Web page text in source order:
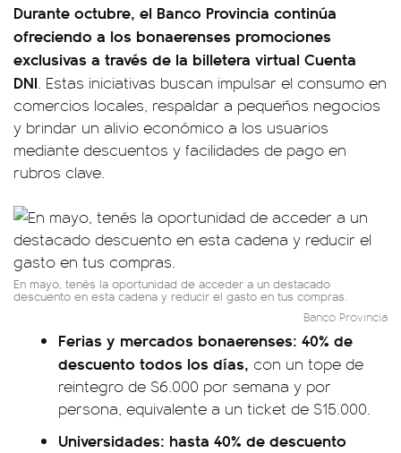
Durante octubre, el Banco Provincia continúa
ofreciendo a los bonaerenses promociones
exclusivas a través de la billetera virtual Cuenta
DNI. Estas iniciativas buscan impulsar el consumo en
comercios locales, respaldar a pequeños negocios
y brindar un alivio económico a los usuarios
mediante descuentos y facilidades de pago en
rubros clave.
En mayo, tenés la oportunidad de acceder a un destacado
descuento en esta cadena y reducir el gasto en tus compras.
Banco Provincia
Ferias y mercados bonaerenses: 40% de
descuento todos los días, con un tope de
reintegro de $6.000 por semana y por
persona, equivalente a un ticket de $15.000.
Universidades: hasta 40% de descuento